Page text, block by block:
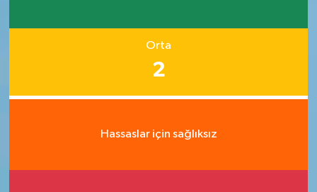
Orta
2
Hassaslar için sağlıksız